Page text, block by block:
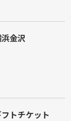
金沢
トチケット